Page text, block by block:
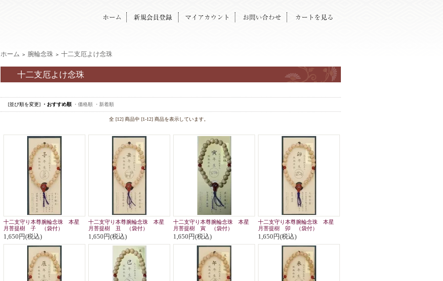
ホーム ＞ 腕輪念珠 ＞ 十二支厄よけ念珠
十二支厄よけ念珠
[並び順を変更] ・おすすめ順 ・価格順 ・新着順
全 [12] 商品中 [1-12] 商品を表示しています。
十二支守り本尊腕輪念珠 本星
月菩提樹 子 （袋付）
1,650円(税込)
十二支守り本尊腕輪念珠 本星
月菩提樹 丑 （袋付）
1,650円(税込)
十二支守り本尊腕輪念珠 本星
月菩提樹 寅 （袋付）
1,650円(税込)
十二支守り本尊腕輪念珠 本星
月菩提樹 卯 （袋付）
1,650円(税込)